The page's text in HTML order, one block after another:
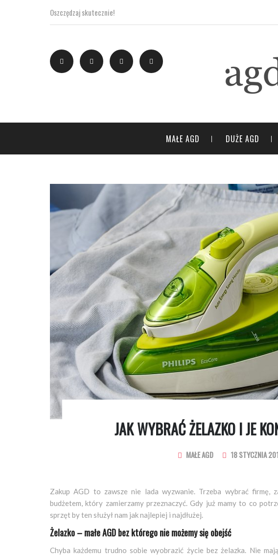
Oszczędzaj skutecznie!
MAŁE AGD DUŻE AGD
JAK WYBRAĆ ŻELAZKO I JE
MAŁE AGD 18 STYCZNIA
Zakup AGD to zawsze nie lada wyzwanie. Trzeba wybrać firmę,
budżetem, który zamierzamy przeznaczyć. Gdy już mamy to co
sprzęt by ten służył nam jak najlepiej i najdłużej.
Żelazko – małe AGD bez którego nie możemy się obejść
Chyba każdemu trudno sobie wyobrazić życie bez żelazka. Nie